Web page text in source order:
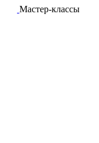
Мастер-классы